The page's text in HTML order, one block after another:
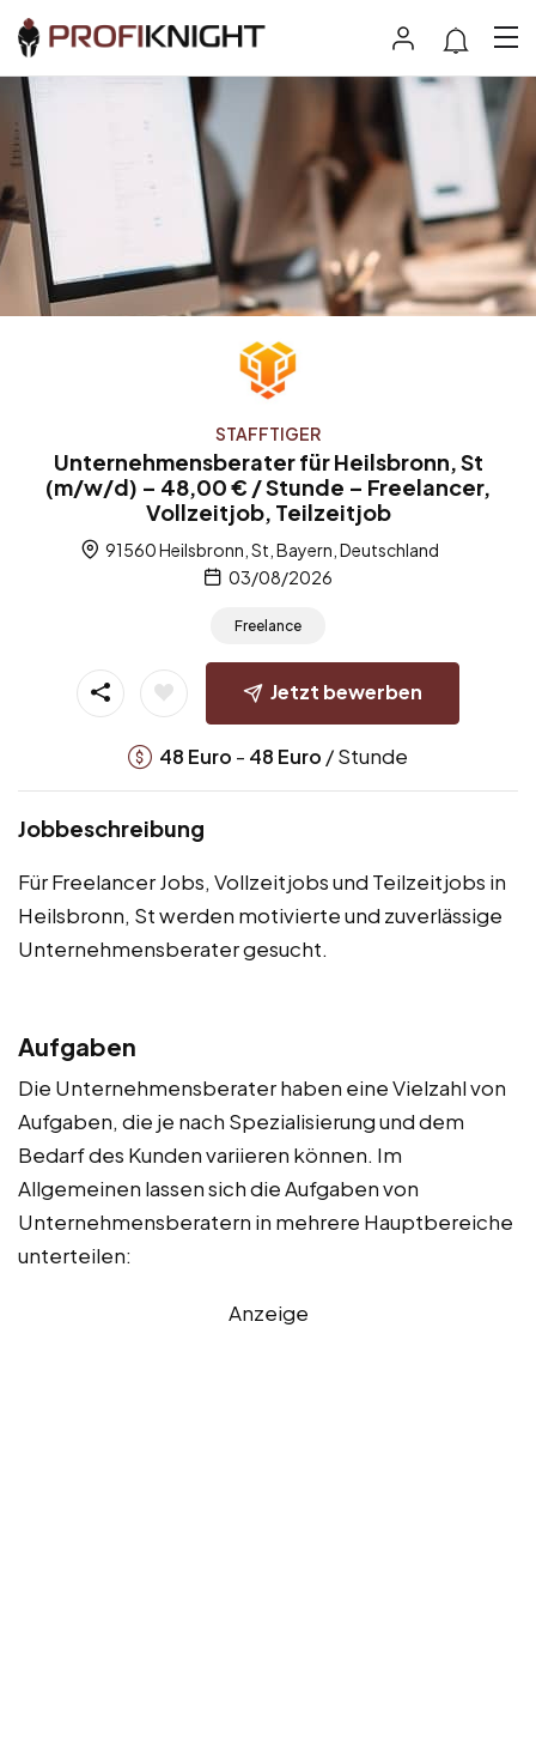
STAFFTIGER
Unternehmensberater für Heilsbronn, St
(m/w/d) – 48,00 € / Stunde – Freelancer,
Vollzeitjob, Teilzeitjob
91560 Heilsbronn, St, Bayern, Deutschland
03/08/2026
Freelance
Jetzt bewerben
48 Euro - 48 Euro / Stunde
Jobbeschreibung
Für Freelancer Jobs, Vollzeitjobs und Teilzeitjobs in
Heilsbronn, St werden motivierte und zuverlässige
Unternehmensberater gesucht.
Aufgaben
Die Unternehmensberater haben eine Vielzahl von
Aufgaben, die je nach Spezialisierung und dem
Bedarf des Kunden variieren können. Im
Allgemeinen lassen sich die Aufgaben von
Unternehmensberatern in mehrere Hauptbereiche
unterteilen:
Anzeige